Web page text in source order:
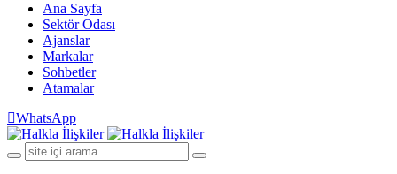
Ana Sayfa
Sektör Odası
Ajanslar
Markalar
Sohbetler
Atamalar
WhatsApp